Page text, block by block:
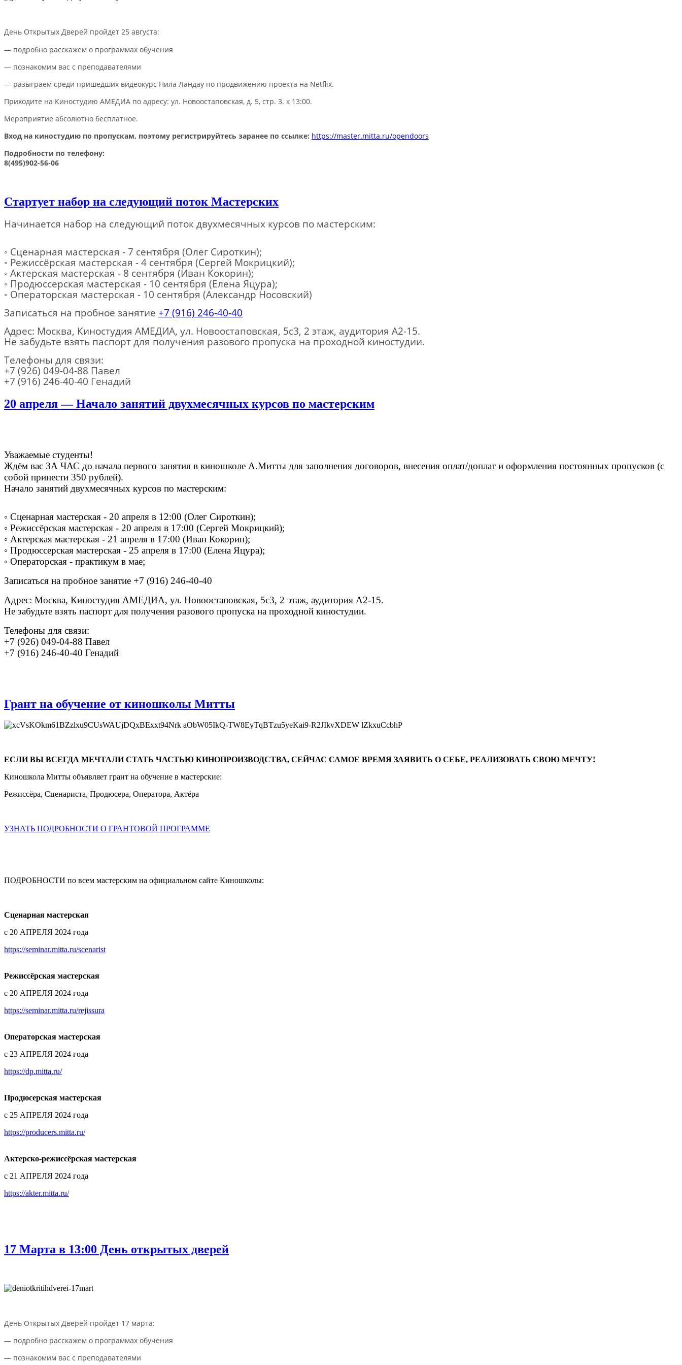
День Открытых Дверей пройдет 25 августа:
— подробно расскажем о программах обучения
— познакомим вас с преподавателями
— разыграем среди пришедших видеокурс Нила Ландау по продвижению проекта на Netflix.
Приходите на Киностудию АМЕДИА по адресу: ул. Новоостаповская, д. 5, стр. 3. к 13:00.
Мероприятие абсолютно бесплатное.
Вход на киностудию по пропускам, поэтому регистрируйтесь заранее по ссылке: https://master.mitta.ru/opendoors
Подробности по телефону:
8(495)902-56-06
Стартует набор на следующий поток Мастерских
Начинается набор на следующий поток двухмесячных курсов по мастерским:
◦ Сценарная мастерская - 7 сентября (Олег Сироткин);
◦ Режиссёрская мастерская - 4 сентября (Сергей Мокрицкий);
◦ Актерская мастерская - 8 сентября (Иван Кокорин);
◦ Продюссерская мастерская - 10 сентября (Елена Яцура);
◦ Операторская мастерская - 10 сентября (Александр Носовский)
Записаться на пробное занятие +7 (916) 246-40-40
Адрес: Москва, Киностудия АМЕДИА, ул. Новоостаповская, 5с3, 2 этаж, аудитория А2-15.
Не забудьте взять паспорт для получения разового пропуска на проходной киностудии.
Телефоны для связи:
+7 (926) 049-04-88 Павел
+7 (916) 246-40-40 Генадий
20 апреля — Начало занятий двухмесячных курсов по мастерским
Уважаемые студенты!
Ждём вас ЗА ЧАС до начала первого занятия в киношколе А.Митты для заполнения договоров, внесения оплат/доплат и оформления постоянных пропусков (с
собой принести 350 рублей).
Начало занятий двухмесячных курсов по мастерским:
◦ Сценарная мастерская - 20 апреля в 12:00 (Олег Сироткин);
◦ Режиссёрская мастерская - 20 апреля в 17:00 (Сергей Мокрицкий);
◦ Актерская мастерская - 21 апреля в 17:00 (Иван Кокорин);
◦ Продюссерская мастерская - 25 апреля в 17:00 (Елена Яцура);
◦ Операторская - практикум в мае;
Записаться на пробное занятие +7 (916) 246-40-40
Адрес: Москва, Киностудия АМЕДИА, ул. Новоостаповская, 5с3, 2 этаж, аудитория А2-15.
Не забудьте взять паспорт для получения разового пропуска на проходной киностудии.
Телефоны для связи:
+7 (926) 049-04-88 Павел
+7 (916) 246-40-40 Генадий
Грант на обучение от киношколы Митты
ЕСЛИ ВЫ ВСЕГДА МЕЧТАЛИ СТАТЬ ЧАСТЬЮ КИНОПРОИЗВОДСТВА, СЕЙЧАС САМОЕ ВРЕМЯ ЗАЯВИТЬ О СЕБЕ, РЕАЛИЗОВАТЬ СВОЮ МЕЧТУ!
Киношкола Митты объявляет грант на обучение в мастерские:
Режиссёра, Сценариста, Продюсера, Оператора, Актёра
УЗНАТЬ ПОДРОБНОСТИ О ГРАНТОВОЙ ПРОГРАММЕ
ПОДРОБНОСТИ по всем мастерским на официальном сайте Киношколы:
Сценарная мастерская
с 20 АПРЕЛЯ 2024 года
https://seminar.mitta.ru/scenarist
Режиссёрская мастерская
с 20 АПРЕЛЯ 2024 года
https://seminar.mitta.ru/rejissura
Операторская мастерская
с 23 АПРЕЛЯ 2024 года
https://dp.mitta.ru/
Продюсерская мастерская
с 25 АПРЕЛЯ 2024 года
https://producers.mitta.ru/
Актерско-режиссёрская мастерская
с 21 АПРЕЛЯ 2024 года
https://akter.mitta.ru/
17 Марта в 13:00 День открытых дверей
День Открытых Дверей пройдет 17 марта:
— подробно расскажем о программах обучения
— познакомим вас с преподавателями